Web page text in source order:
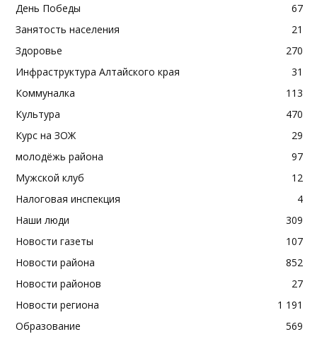
День Победы
67
Занятость населения
21
Здоровье
270
Инфраструктура Алтайского края
31
Коммуналка
113
Культура
470
Курс на ЗОЖ
29
молодёжь района
97
Мужской клуб
12
Налоговая инспекция
4
Наши люди
309
Новости газеты
107
Новости района
852
Новости районов
27
Новости региона
1 191
Образование
569